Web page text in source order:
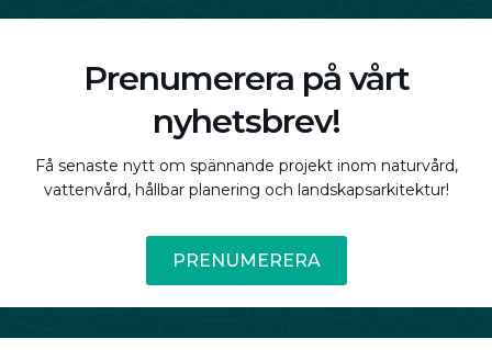
Prenumerera på vårt
nyhetsbrev!
Få senaste nytt om spännande projekt inom naturvård,
vattenvård, hållbar planering och landskapsarkitektur!
PRENUMERERA